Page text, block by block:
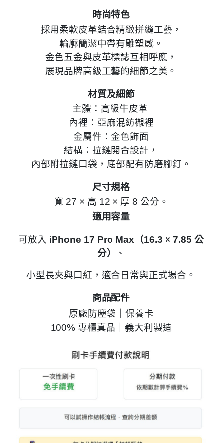
時尚特色
採用柔軟皮革結合精緻拼縫工藝，
輪廓簡潔中帶有雕塑感。
金色五金與皮革標誌互相呼應，
展現品牌高級工藝的細節之美。
材質及細節
主體：高級牛皮革
內裡：亞麻混紡襯裡
金屬件：金色飾面
結構：拉鏈開合設計，
內部附拉鏈口袋，底部配有防磨腳釘。
尺寸規格
寬 27 × 高 12 × 厚 8 公分。
適用容量
可放入 iPhone 17 Pro Max（16.3 × 7.85 公
分）
、
小型長夾與口紅，適合日常與正式場合。
商品配件
原廠防塵袋｜保養卡
100% 專櫃真品｜義大利製造